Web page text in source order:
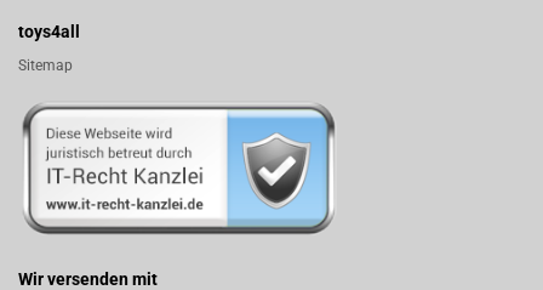
toys4all
Sitemap
Wir versenden mit